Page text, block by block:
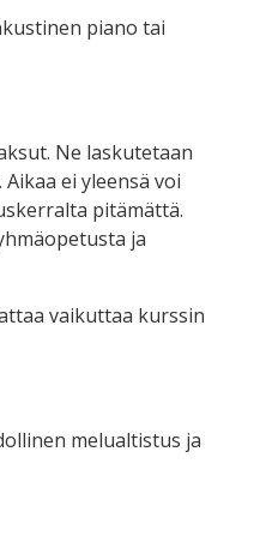
piano tai
Ne laskutetaan
ei yleensä voi
pitämättä.
ja
vaikuttaa kurssin
melualtistus ja